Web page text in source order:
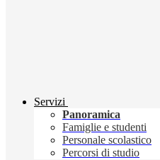
Servizi
Panoramica
Famiglie e studenti
Personale scolastico
Percorsi di studio